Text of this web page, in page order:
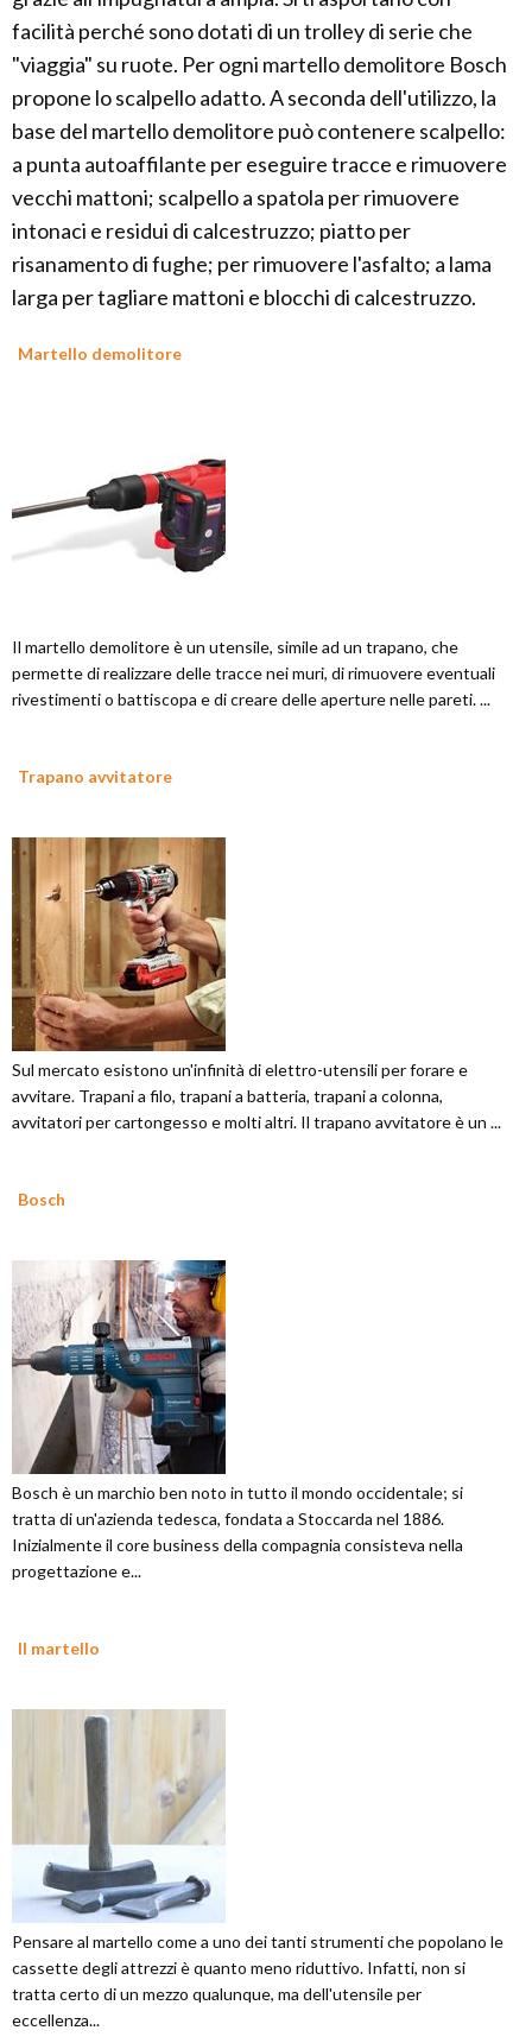
facilità perché sono dotati di un trolley di serie che
"viaggia" su ruote. Per ogni martello demolitore Bosch
propone lo scalpello adatto. A seconda dell'utilizzo, la
base del martello demolitore può contenere scalpello:
a punta autoaffilante per eseguire tracce e rimuovere
vecchi mattoni; scalpello a spatola per rimuovere
intonaci e residui di calcestruzzo; piatto per
risanamento di fughe; per rimuovere l'asfalto; a lama
larga per tagliare mattoni e blocchi di calcestruzzo.
Martello demolitore
Il martello demolitore è un utensile, simile ad un trapano, che
permette di realizzare delle tracce nei muri, di rimuovere eventuali
rivestimenti o battiscopa e di creare delle aperture nelle pareti. ...
Trapano avvitatore
Sul mercato esistono un'infinità di elettro-utensili per forare e
avvitare. Trapani a filo, trapani a batteria, trapani a colonna,
avvitatori per cartongesso e molti altri. Il trapano avvitatore è un ...
Bosch
Bosch è un marchio ben noto in tutto il mondo occidentale; si
tratta di un'azienda tedesca, fondata a Stoccarda nel 1886.
Inizialmente il core business della compagnia consisteva nella
progettazione e...
Il martello
Pensare al martello come a uno dei tanti strumenti che popolano le
cassette degli attrezzi è quanto meno riduttivo. Infatti, non si
tratta certo di un mezzo qualunque, ma dell'utensile per
eccellenza...